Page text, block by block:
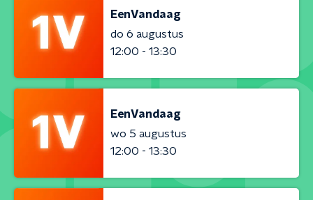
EenVandaag
do 6 augustus
12:00 - 13:30
EenVandaag
wo 5 augustus
12:00 - 13:30